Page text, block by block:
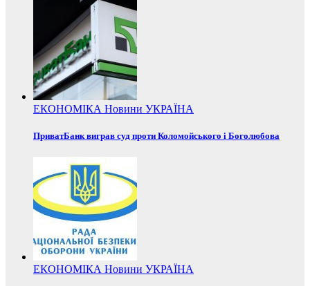
ЕКОНОМІКА Новини УКРАЇНА
ПриватБанк виграв суд проти Коломойського і Боголюбова
ЕКОНОМІКА Новини УКРАЇНА